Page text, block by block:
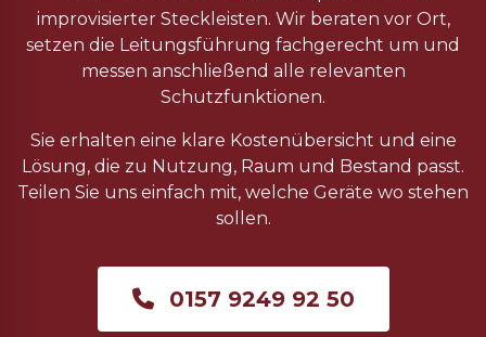
improvisierter Steckleisten. Wir beraten vor Ort,
setzen die Leitungsführung fachgerecht um und
messen anschließend alle relevanten
Schutzfunktionen.
Sie erhalten eine klare Kostenübersicht und eine
Lösung, die zu Nutzung, Raum und Bestand passt.
Teilen Sie uns einfach mit, welche Geräte wo stehen
sollen.
0157 9249 92 50